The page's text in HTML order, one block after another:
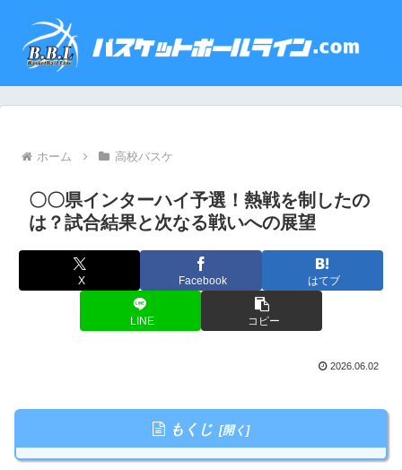
ホーム 高校バスケ
〇〇県インターハイ予選！熱戦を制したの
は？試合結果と次なる戦いへの展望
X Facebook はてブ
LINE コピー
2026.06.02
もくじ